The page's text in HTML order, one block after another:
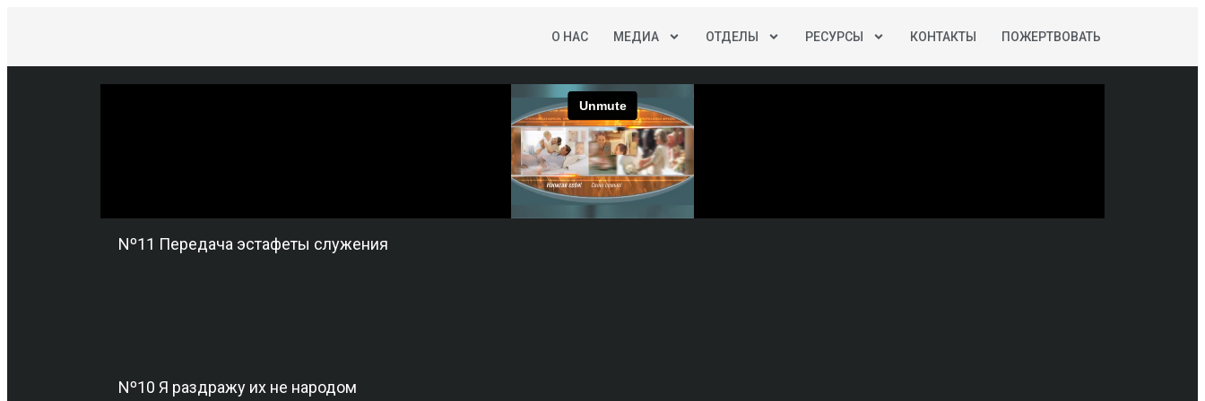
O НАС МЕДИА ОТДЕЛЫ РЕСУРСЫ КОНТАКТЫ ПОЖЕРТВОВАТЬ
Nº11 Передача эстафеты служения
Nº10 Я раздражу их не народом